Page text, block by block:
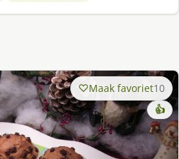
Maak favoriet10
👍